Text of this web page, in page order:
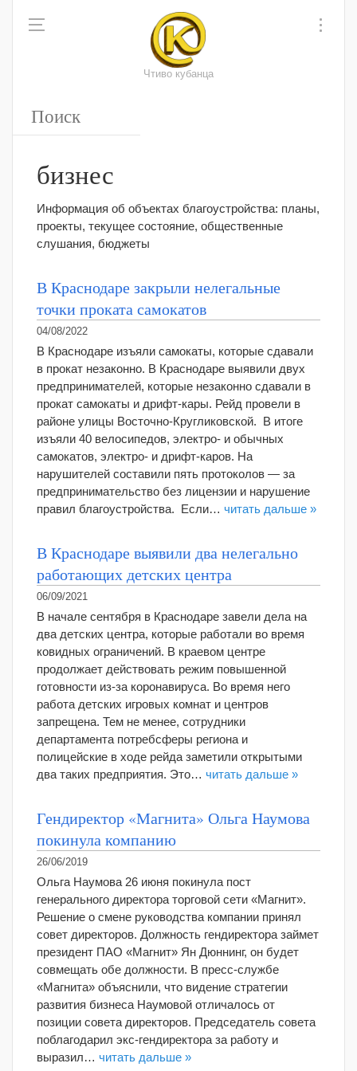
Чтиво кубанца
бизнес
Информация об объектах благоустройства: планы,
проекты, текущее состояние, общественные
слушания, бюджеты
В Краснодаре закрыли нелегальные
точки проката самокатов
04/08/2022
В Краснодаре изъяли самокаты, которые сдавали
в прокат незаконно. В Краснодаре выявили двух
предпринимателей, которые незаконно сдавали в
прокат самокаты и дрифт-кары. Рейд провели в
районе улицы Восточно-Кругликовской. В итоге
изъяли 40 велосипедов, электро- и обычных
самокатов, электро- и дрифт-каров. На
нарушителей составили пять протоколов — за
предпринимательство без лицензии и нарушение
правил благоустройства. Если… читать дальше »
В Краснодаре выявили два нелегально
работающих детских центра
06/09/2021
В начале сентября в Краснодаре завели дела на
два детских центра, которые работали во время
ковидных ограничений. В краевом центре
продолжает действовать режим повышенной
готовности из-за коронавируса. Во время него
работа детских игровых комнат и центров
запрещена. Тем не менее, сотрудники
департамента потребсферы региона и
полицейские в ходе рейда заметили открытыми
два таких предприятия. Это… читать дальше »
Гендиректор «Магнита» Ольга Наумова
покинула компанию
26/06/2019
Ольга Наумова 26 июня покинула пост
генерального директора торговой сети «Магнит».
Решение о смене руководства компании принял
совет директоров. Должность гендиректора займет
президент ПАО «Магнит» Ян Дюннинг, он будет
совмещать обе должности. В пресс-службе
«Магнита» объяснили, что видение стратегии
развития бизнеса Наумовой отличалось от
позиции совета директоров. Председатель совета
поблагодарил экс-гендиректора за работу и
выразил… читать дальше »